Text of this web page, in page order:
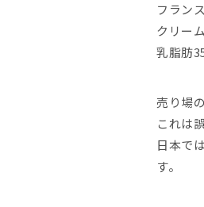
フラン
クリー
乳脂肪
売り場
これは
日本で
す。